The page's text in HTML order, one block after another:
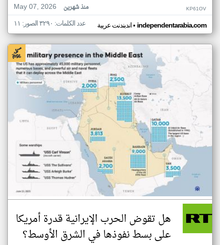
May 07, 2026
منذ شهرين KP61OV
اندبندنت عربية• independentarabia.com عدد الكلمات: ٣٢٩٠ الصور: ١١
هل تقوض الحرب الإيرانية قدرة أمريكا
على بسط نفوذها في الشرق الأوسط؟